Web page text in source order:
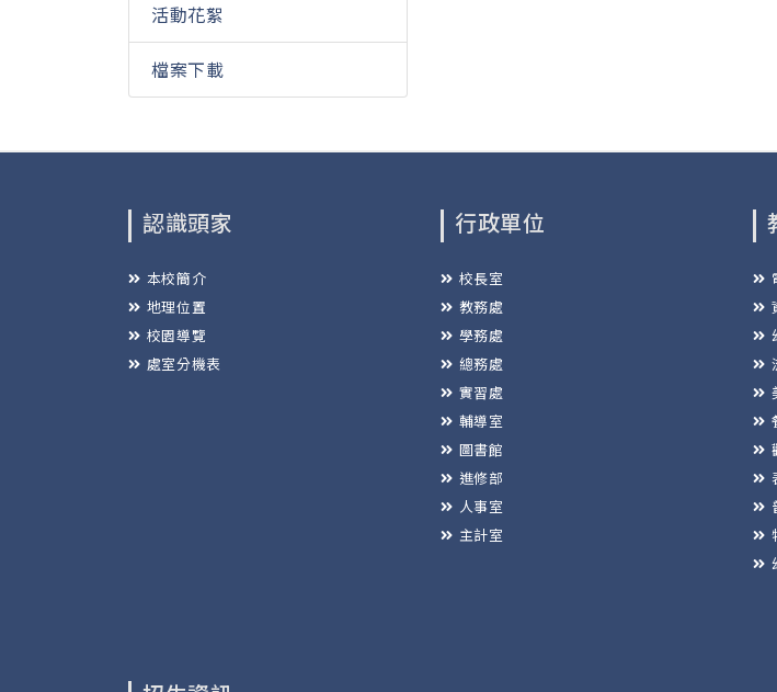
活動花絮
檔案下載
認識頭家
本校簡介
地理位置
校園導覽
處室分機表
行政單位
校長室
教務處
學務處
總務處
實習處
輔導室
圖書館
進修部
人事室
主計室